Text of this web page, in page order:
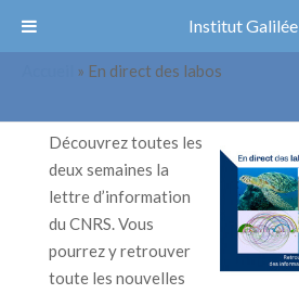
» En direct des labos
En direct des labos
Découvrez toutes les
deux semaines la
lettre d’information
du CNRS. Vous
pourrez y retrouver
toute les nouvelles
Institut Galilée